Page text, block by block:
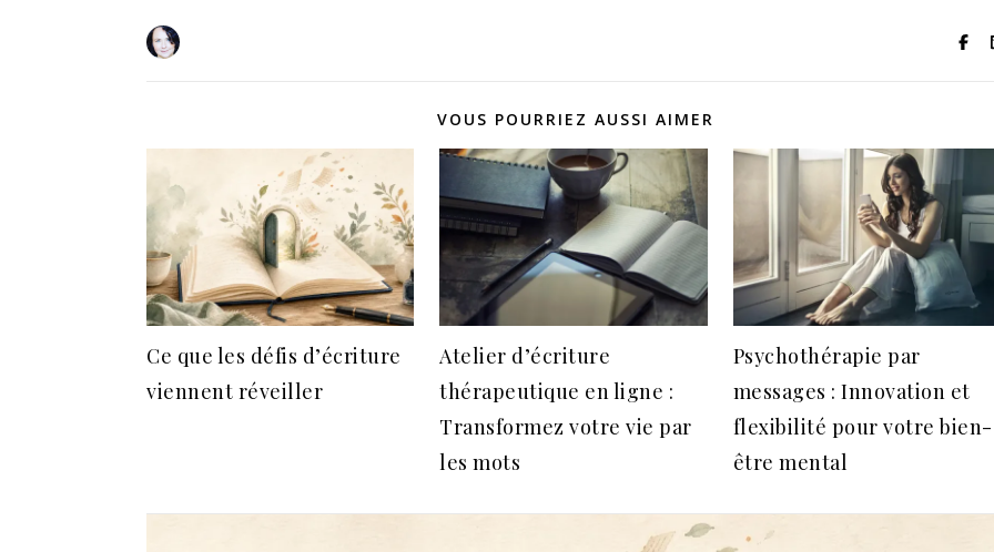
VOUS POURRIEZ AUSSI AIMER
Ce que les défis d’écriture
viennent réveiller
Atelier d’écriture
thérapeutique en ligne :
Transformez votre vie par
les mots
Psychothérapie par
messages : Innovation et
flexibilité pour votre bien-
être mental